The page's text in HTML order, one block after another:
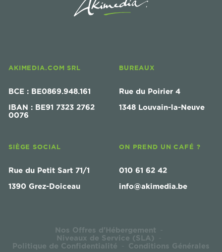
AKIMEDIA.COM SRL
BCE : BE0869.948.161
IBAN : BE91 7323 2762
0076
BUREAUX
Rue du Poirier 4
1348 Louvain-la-Neuve
SIÈGE SOCIAL
Rue du Petit Sart 71/1
1390 Grez-Doiceau
ON PREND UN CAFÉ ?
010 61 62 42
info@akimedia.be
Nos Offres d'Hébergement -
Niveaux de Service (SLA) -
Politique de Confidentialité - Conditions Générales